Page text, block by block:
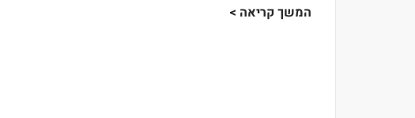
המשך קריאה >